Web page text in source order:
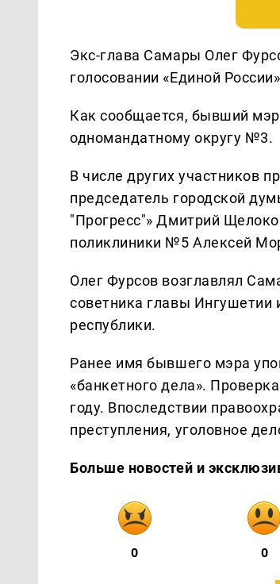
Экс-глава Самары Олег
голосовании «Единой
Как сообщается, бывший
одномандатному округу №3.
В числе других участников
председатель городской
"Прогресс"» Дмитрий
поликлиники №5 Алексей
Олег Фурсов возглавлял
советника главы Ингушетии
республики.
Ранее имя бывшего мэра
«банкетного дела».
году. Впоследствии
преступления, уголовное
Больше новостей и
0 0